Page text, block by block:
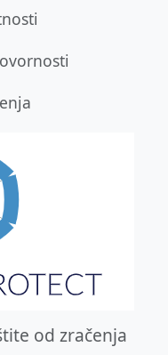
od zračenja